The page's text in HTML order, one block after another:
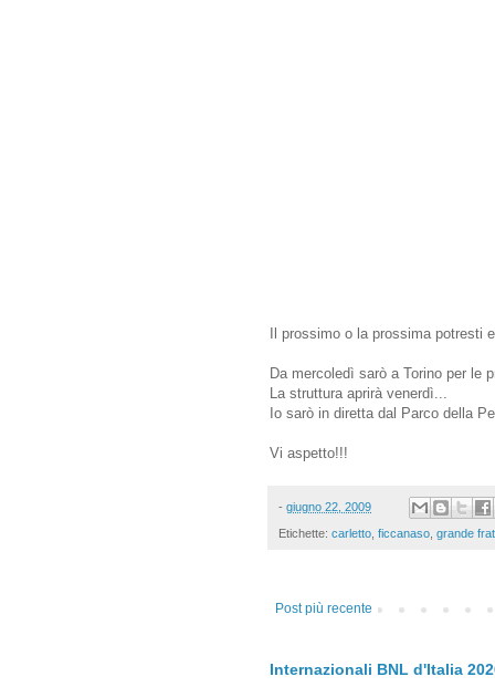
Il prossimo o la prossima potresti
Da mercoledì sarò a Torino per le
La struttura aprirà venerdì...
Io sarò in diretta dal Parco della
Vi aspetto!!!
- giugno 22, 2009
Etichette: carletto ficcanaso grande
Post più recente
Internazionali BNL d'Italia